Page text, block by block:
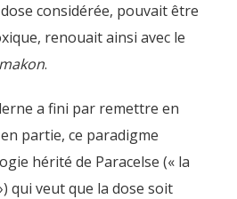
considérée, pouvait être
renouait ainsi avec le
.
a fini par remettre en
partie, ce paradigme
hérité de Paracelse (« la
qui veut que la dose soit